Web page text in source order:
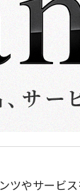
やサービ